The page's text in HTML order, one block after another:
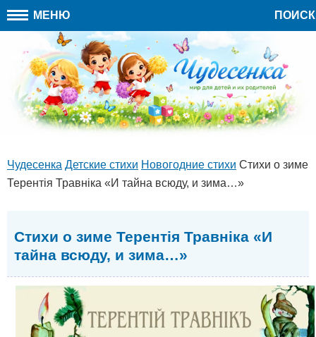
МЕНЮ ПОИСК
Чудесенка Детские стихи Новогодние стихи Стихи о зиме
Терентiя Травнiка «И тайна всюду, и зима…»
Стихи о зиме Терентiя Травнiка «И
тайна всюду, и зима…»